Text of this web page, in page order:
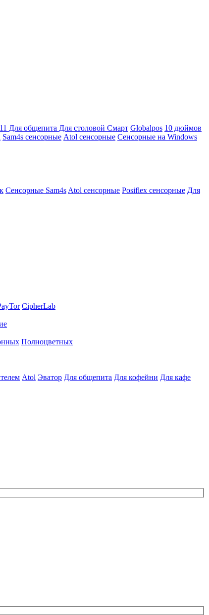
Для общепита Для столовой Смарт Globalpos 10 дюймов
Sam4s сенсорные Atol сенсорные Сенсорные на Windows
Сенсорные Sam4s Atol сенсорные Posiflex сенсорные Для
CipherLab
Полноцветных
Atol Эватор Для общепита Для кофейни Для кафе